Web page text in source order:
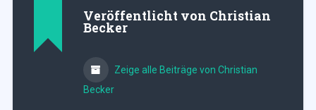
Veröffentlicht von Christian
Becker
Zeige alle Beiträge von Christian
Becker